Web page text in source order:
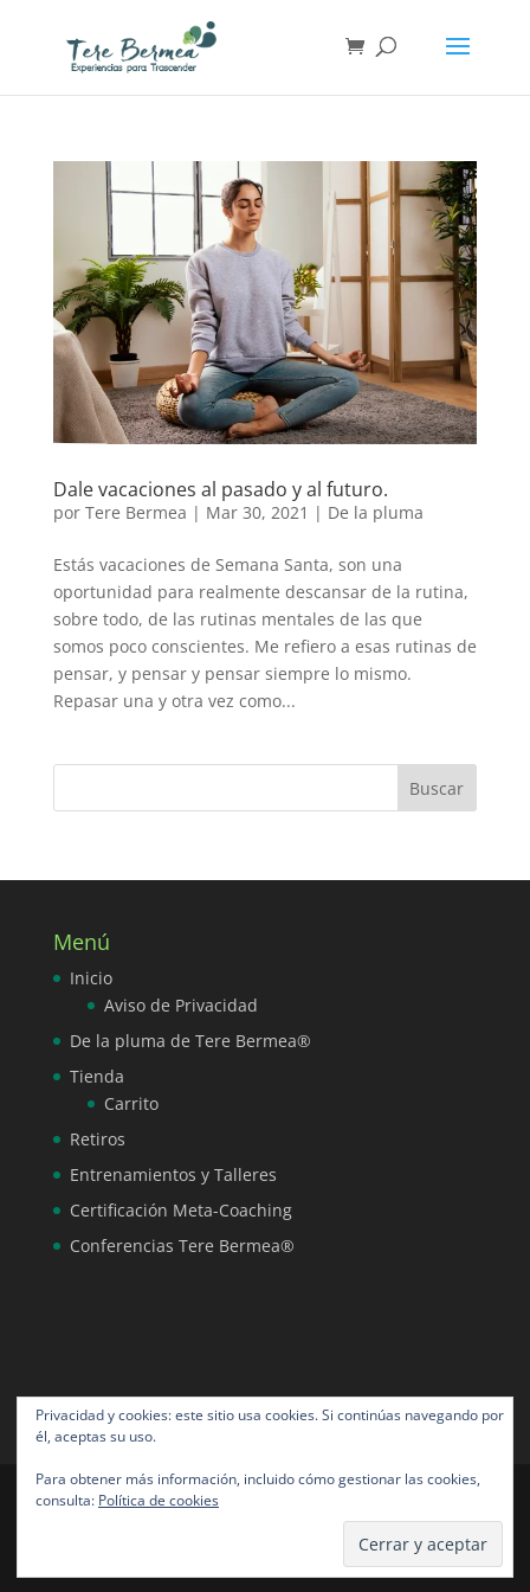
Dale vacaciones al pasado y al futuro.
por Tere Bermea | Mar 30, 2021 | De la pluma
Estás vacaciones de Semana Santa, son una
oportunidad para realmente descansar de la rutina,
sobre todo, de las rutinas mentales de las que
somos poco conscientes. Me refiero a esas rutinas de
pensar, y pensar y pensar siempre lo mismo.
Repasar una y otra vez como...
Menú
Inicio
Aviso de Privacidad
De la pluma de Tere Bermea®
Tienda
Carrito
Retiros
Entrenamientos y Talleres
Certificación Meta-Coaching
Conferencias Tere Bermea®
Tere Bermea® todos los derechos reservados |
Diseño por NeoAngora Studios
Privacidad y cookies: este sitio usa cookies. Si continúas navegando por
él, aceptas su uso.
Para obtener más información, incluido cómo gestionar las cookies,
consulta: Política de cookies